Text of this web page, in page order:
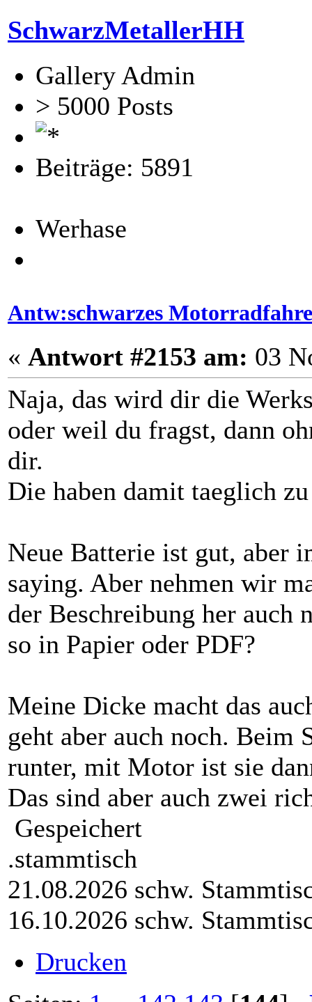
SchwarzMetallerHH
Gallery Admin
> 5000 Posts
Beiträge: 5891
Werhase
Antw:schwarzes
« Antwort #2153 am: 03
Naja, das wird dir die
oder weil du fragst, dann
dir.
Die haben damit taeglich
Neue Batterie ist gut, aber
saying. Aber nehmen wir
der Beschreibung her auch
so in Papier oder PDF?
Meine Dicke macht das
geht aber auch noch. Beim
runter, mit Motor ist sie
Das sind aber auch zwei
Gespeichert
.stammtisch
21.08.2026 schw.
16.10.2026 schw.
Drucken